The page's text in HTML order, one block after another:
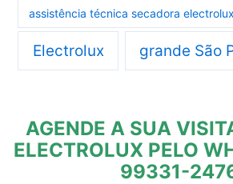
assistência técnica secadora
Electrolux grande São
AGENDE A SUA
ELECTROLUX PELO
99331-